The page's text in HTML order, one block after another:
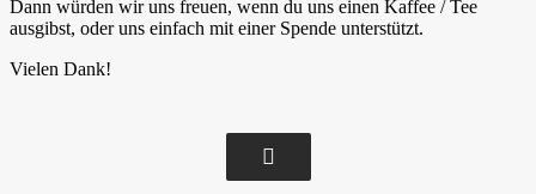
Dann würden wir uns freuen, wenn du uns einen Kaffee / Tee
ausgibst, oder uns einfach mit einer Spende unterstützt.
Vielen Dank!